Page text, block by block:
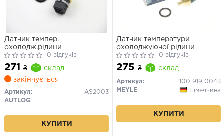
Датчик темпер.
охолодж.рідини
0 відгуків
271 ₴
склад
закінчується
Артикул:
AS2003
AUTLOG
КУПИТИ
Датчик температури
охолоджуючої рідини
0 відгуків
275 ₴ склад
Артикул:
100 919 0043
MEYLE
Німеччина
КУПИТИ